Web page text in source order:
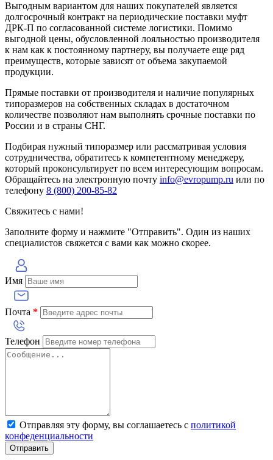
Выгодным вариантом для наших покупателей является
долгосрочный контракт на периодические поставки муфт
ДРК-П по согласованной системе логистики. Помимо
выгодной цены, обусловленной лояльностью производителя
к нам как к постоянному партнеру, вы получаете еще ряд
преимуществ, которые зависят от объема закупаемой
продукции.
Прямые поставки от производителя и наличие популярных
типоразмеров на собственных складах в достаточном
количестве позволяют нам выполнять срочные поставки по
России и в страны СНГ.
Подбирая нужный типоразмер или рассматривая условия
сотрудничества, обратитесь к компетентному менеджеру,
который проконсультирует по всем интересующим вопросам.
Обращайтесь на электронную почту info@evropump.ru или по
телефону 8 (800) 200-85-82
Свяжитесь с нами!
Заполните форму и нажмите "Отправить". Один из наших
специалистов свяжется с вами как можно скорее.
Имя
Почта *
Телефон
Отправляя эту форму, вы соглашаетесь с политикой
конфеденциальности
Отправить